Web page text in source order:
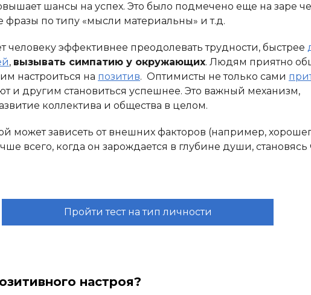
шансы на успех. Это было подмечено еще на заре
по типу «мысли материальны» и т.д.
человеку эффективнее преодолевать трудности, быстрее
, вызывать симпатию у окружающих. Людям приятно
настроиться на позитив. Оптимисты не только сами
и другим становиться успешнее. Это важный механизм,
коллектива и общества в целом.
может зависеть от внешних факторов (например,
всего, когда он зарождается в глубине души, становясь
Пройти тест на тип личности
настроя?